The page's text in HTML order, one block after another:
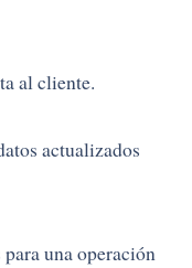
al cliente.
actualizados
una operación